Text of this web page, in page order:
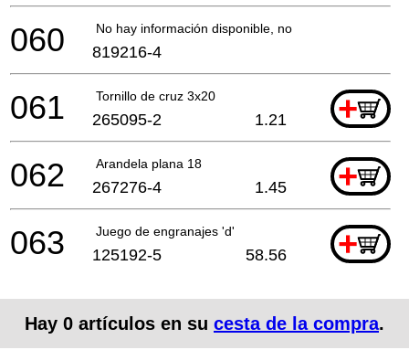
No hay información disponible, no se puede pedir
060 819216-4
Tornillo de cruz 3x20 +
061 265095-2 1.21
Arandela plana 18 +
062 267276-4 1.45
Juego de engranajes 'd' +
063 125192-5 58.56
Hay 0 artículos en su cesta de la compra.